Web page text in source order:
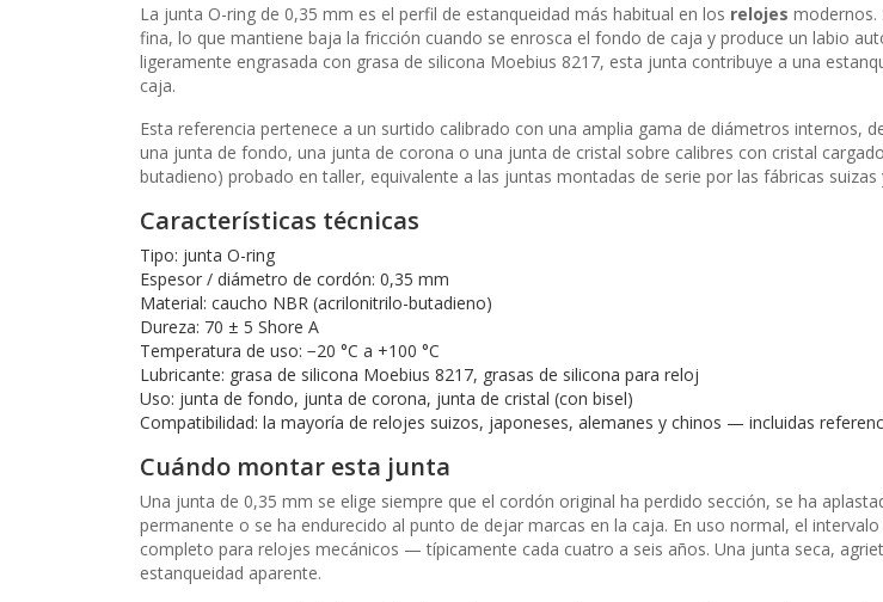
La junta O-ring de 0,35 mm es el perfil de estanqueidad más habitual en los relojes modernos.
fina, lo que mantiene baja la fricción cuando se enrosca el fondo de caja y produce un labio
ligeramente engrasada con grasa de silicona Moebius 8217, esta junta contribuye a una
caja.
Esta referencia pertenece a un surtido calibrado con una amplia gama de diámetros internos,
una junta de fondo, una junta de corona o una junta de cristal sobre calibres con cristal
butadieno) probado en taller, equivalente a las juntas montadas de serie por las fábricas
Características técnicas
Tipo: junta O-ring
Espesor / diámetro de cordón: 0,35 mm
Material: caucho NBR (acrilonitrilo-butadieno)
Dureza: 70 ± 5 Shore A
Temperatura de uso: −20 °C a +100 °C
Lubricante: grasa de silicona Moebius 8217, grasas de silicona para reloj
Uso: junta de fondo, junta de corona, junta de cristal (con bisel)
Compatibilidad: la mayoría de relojes suizos, japoneses, alemanes y chinos — incluidas
Cuándo montar esta junta
Una junta de 0,35 mm se elige siempre que el cordón original ha perdido sección, se ha
permanente o se ha endurecido al punto de dejar marcas en la caja. En uso normal, el
completo para relojes mecánicos — típicamente cada cuatro a seis años. Una junta seca,
estanqueidad aparente.